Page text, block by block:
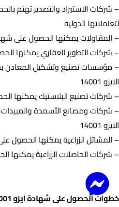
لتعاملاتها الدولية
– المقاولات يمكنها الحصول على شهادة
– شركات التطوير العقاري يمكنها
– مؤسسات تصنيع وتشكيل المعادن
الايزو 14001
– شركات تصنيع البلاستيك يمكنها
– شركات ومصانع الأسمدة
الايزو 14001
– المشاتل الزراعية يمكنها الحصول على
– شركات الحاصلات الزراعية يمكنها
خطوات الحصول على شهادة ايزو 14001
خطوات الحصول على شهادة ايزو 14001